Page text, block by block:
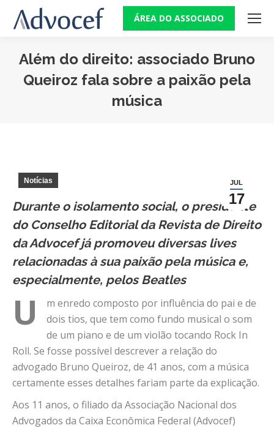
ÁREA DO ASSOCIADO
Além do direito: associado Bruno
Queiroz fala sobre a paixão pela
música
JUL
17
Notícias
Durante o isolamento social, o presidente
do Conselho Editorial da Revista de Direito
da Advocef já promoveu diversas lives
relacionadas à sua paixão pela música e,
especialmente, pelos Beatles
U
m enredo composto por influência do pai e de
dois tios, que tem como fundo musical o som
de um piano e de um violão tocando Rock In
Roll. Se fosse possível descrever a relação do
advogado Bruno Queiroz, de 41 anos, com a música
certamente esses detalhes fariam parte da explicação.
Aos 11 anos, o filiado da Associação Nacional dos
Advogados da Caixa Econômica Federal (Advocef)